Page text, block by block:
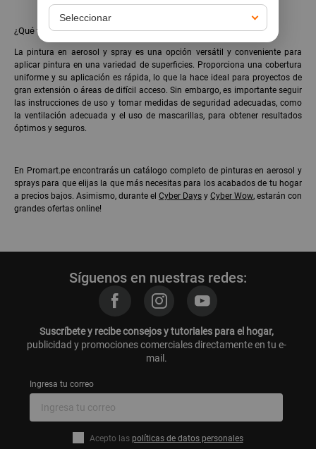
¿Qué tan buena es la pintura en aerosol y spray?
La pintura en aerosol y spray es una opción versátil y conveniente para
aplicar pintura en una variedad de superficies. Proporciona una cobertura
uniforme y su aplicación es rápida, lo que la hace ideal para proyectos de
gran extensión o áreas de difícil acceso. Sin embargo, es importante seguir
las instrucciones de uso y tomar medidas de seguridad adecuadas, como
la ventilación adecuada y el uso de mascarillas, para obtener resultados
óptimos y seguros.
En Promart.pe encontrarás un catálogo completo de pinturas en aerosol y
sprays para que elijas la que más necesitas para los acabados de tu hogar
a precios bajos. Asimismo, durante el Cyber Days y Cyber Wow, estarán con
grandes ofertas online!
Síguenos en nuestras redes:
Suscríbete y recibe consejos y tutoriales para el hogar,
publicidad y promociones comerciales directamente en tu e-
mail.
Ingresa tu correo
Acepto las políticas de datos personales